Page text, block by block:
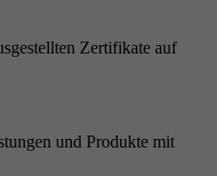
Zertifikate auf
und Produkte mit